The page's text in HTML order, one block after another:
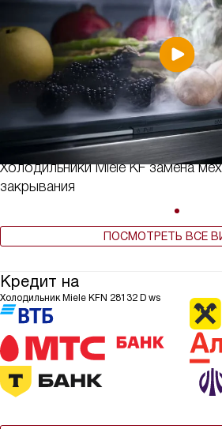
Холодильники Miele KF замена
закрывания
ПОСМОТРЕТЬ ВСЕ
Кредит на
Холодильник Miele KFN 28132 D ws